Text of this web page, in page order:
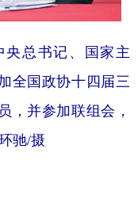
央总书记、国家主
全国政协十四届三
，并参加联组会，
驰/摄